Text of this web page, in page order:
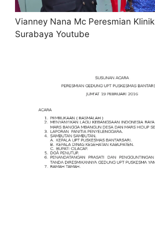
Vianney Nana Mc Peresmian
Surabaya Youtube